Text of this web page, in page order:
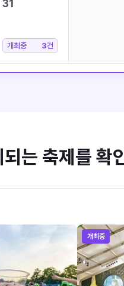
31
개최중 3건
는 축제를 확
개최중